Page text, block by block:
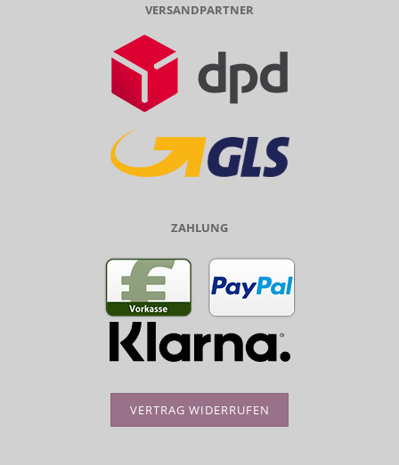
VERSANDPARTNER
ZAHLUNG
VERTRAG WIDERRUFEN